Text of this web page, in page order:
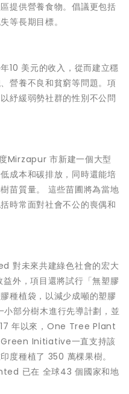
提供營養食物。倡議更包括
等長期目標。
10 美元的收入，從而建立穩
營養不良和貧窮等問題。項
紓緩弱勢社群的性別不公問
Mirzapur 市新建一個大型
成本和碳排放，同時還能培
苗質量。 這些苗圃將為當地
時常面對社會不公的喪偶和
對未來共建綠色社會的宏大
外，項目還將試行「無塑膠
種植袋，以減少成噸的塑膠
部分樹木進行先導計劃，並
年以來，One Tree Plant
Initiative一直支持該
度種植了 350 萬棵果樹。
已在 全球43 個國家和地